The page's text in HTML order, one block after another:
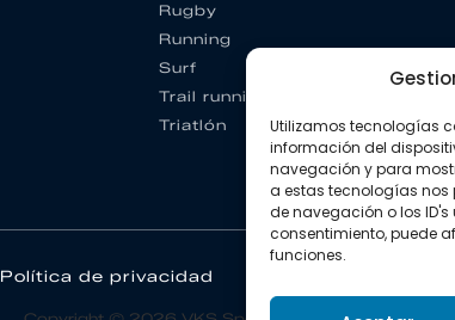
Utilizamos tecnologías
información del
navegación y para
a estas tecnologías
de navegación o los ID's
consentimiento, puede
funciones.
Rugby
Running
Surf
Trail running
Triatlón
Política de privacidad